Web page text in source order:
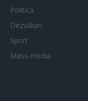
Politică
Dezvăluiri
Sport
Mass-media